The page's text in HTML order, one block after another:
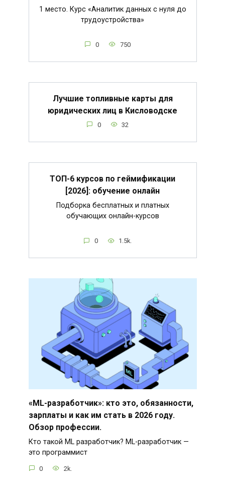
1 место. Курс «Аналитик данных с нуля до
трудоустройства»
0 750
Лучшие топливные карты для
юридических лиц в Кисловодске
0 32
ТОП-6 курсов по геймификации
[2026]: обучение онлайн
Подборка бесплатных и платных
обучающих онлайн-курсов
0 1.5k.
«ML-разработчик»: кто это, обязанности,
зарплаты и как им стать в 2026 году.
Обзор профессии.
Кто такой ML разработчик? ML-разработчик —
это программист
0 2k.